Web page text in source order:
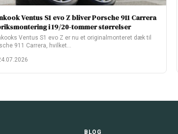
Ventus S1 evo Z bliver Porsche 911 Carrera
i 19/20-tommer størrelser
Ventus S1 evo Z er nu et originalmonteret dæk til
911 Carrera, hvilket…
BLOG